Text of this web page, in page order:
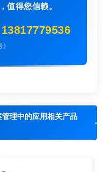
值得您信赖。
13817779536
理中的应用相关产品